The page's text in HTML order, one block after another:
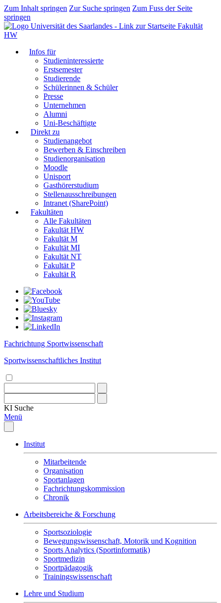
Zum Inhalt springen Zur Suche springen Zum Fuss der Seite
springen
Fakultät
HW
Infos für
Studieninteressierte
Erstsemester
Studierende
Schülerinnen & Schüler
Presse
Unternehmen
Alumni
Uni-Beschäftigte
Direkt zu
Studienangebot
Bewerben & Einschreiben
Studienorganisation
Moodle
Unisport
Gasthörerstudium
Stellenausschreibungen
Intranet (SharePoint)
Fakultäten
Alle Fakultäten
Fakultät HW
Fakultät M
Fakultät MI
Fakultät NT
Fakultät P
Fakultät R
Fachrichtung Sportwissenschaft
Sportwissenschaftliches Institut
KI Suche
Menü
Institut
Mitarbeitende
Organisation
Sportanlagen
Fachrichtungskommission
Chronik
Arbeitsbereiche & Forschung
Sportsoziologie
Bewegungswissenschaft, Motorik und Kognition
Sports Analytics (Sportinformatik)
Sportmedizin
Sportpädagogik
Trainingswissenschaft
Lehre und Studium